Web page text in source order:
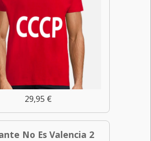
29,95 €
No Es Valencia 2